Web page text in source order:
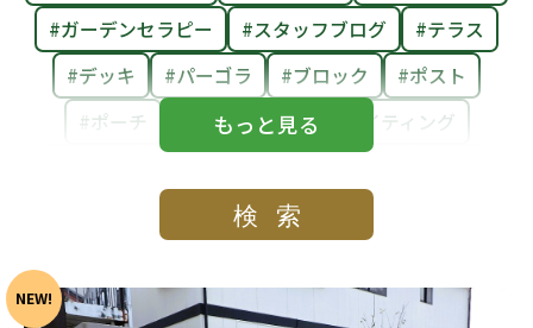
#ガーデンセラピー
#スタッフブログ
#テラス
#デッキ
#パーゴラ #ブロック
#ポスト
#ポーチ
#メンテナンス
#ライティング
#物置・収納
#駐車場